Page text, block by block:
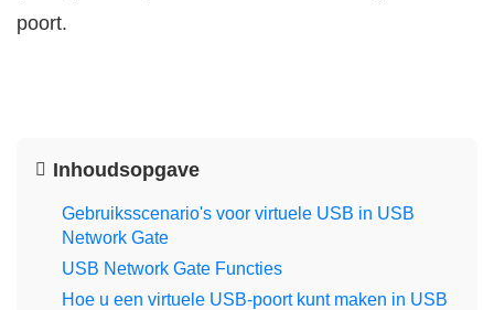
poort.
Inhoudsopgave
Gebruiksscenario's voor virtuele USB in USB
Network Gate
USB Network Gate Functies
Hoe u een virtuele USB-poort kunt maken in USB